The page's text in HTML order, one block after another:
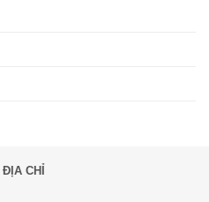
ĐỊA CHỈ